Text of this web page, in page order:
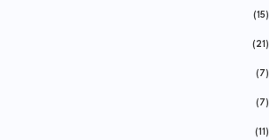
(15)
(21)
(7)
(7)
(11)